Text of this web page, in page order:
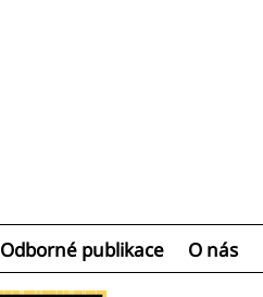
Odborné publikace O nás